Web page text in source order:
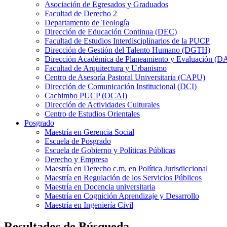
Asociación de Egresados y Graduados
Facultad de Derecho 2
Departamento de Teología
Dirección de Educación Continua (DEC)
Facultad de Estudios Interdisciplinarios de la PUCP
Dirección de Gestión del Talento Humano (DGTH)
Dirección Académica de Planeamiento y Evaluación
Facultad de Arquitectura y Urbanismo
Centro de Asesoría Pastoral Universitaria (CAPU)
Dirección de Comunicación Institucional (DCI)
Cachimbo PUCP (OCAI)
Dirección de Actividades Culturales
Centro de Estudios Orientales
Posgrado
Maestría en Gerencia Social
Escuela de Posgrado
Escuela de Gobierno y Políticas Públicas
Derecho y Empresa
Maestría en Derecho c.m. en Política Jurisdiccional
Maestría en Regulación de los Servicios Públicos
Maestría en Docencia universitaria
Maestría en Cognición Aprendizaje y Desarrollo
Maestría en Ingeniería Civil